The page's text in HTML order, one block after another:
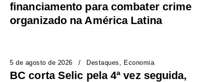
financiamento para combater crime
organizado na América Latina
5 de agosto de 2026 Destaques Economia
BC corta Selic pela 4ª vez seguida,